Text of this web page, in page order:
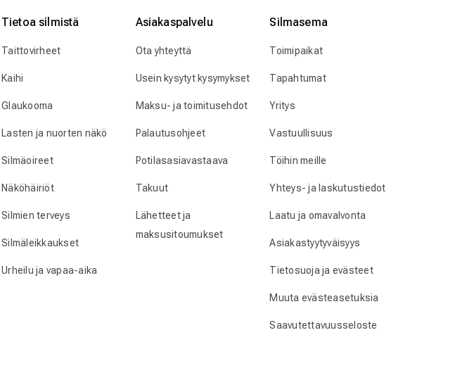
Tietoa silmistä
Taittovirheet
Kaihi
Glaukooma
Lasten ja nuorten näkö
Silmäoireet
Näköhäiriöt
Silmien terveys
Silmäleikkaukset
Urheilu ja vapaa-aika
Asiakaspalvelu
Ota yhteyttä
Usein kysytyt kysymykset
Maksu- ja toimitusehdot
Palautusohjeet
Potilasasiavastaava
Takuut
Lähetteet ja
maksusitoumukset
Silmӓasema
Toimipaikat
Tapahtumat
Yritys
Vastuullisuus
Töihin meille
Yhteys- ja laskutustiedot
Laatu ja omavalvonta
Asiakastyytyväisyys
Tietosuoja ja evästeet
Muuta evästeasetuksia
Saavutettavuusseloste